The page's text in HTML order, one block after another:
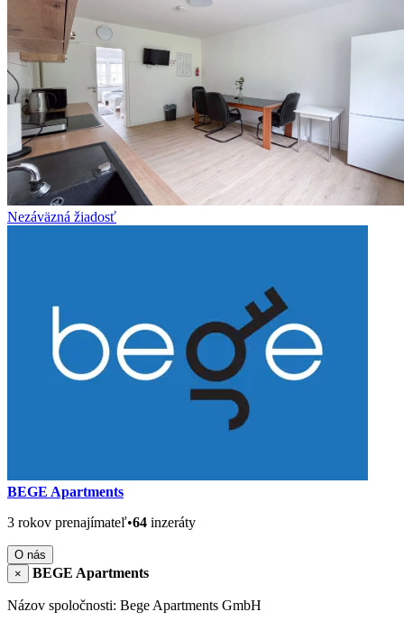
Nezáväzná žiadosť
BEGE Apartments
3 rokov prenajímateľ•64 inzeráty
O nás
×
BEGE Apartments
Názov spoločnosti: Bege Apartments GmbH